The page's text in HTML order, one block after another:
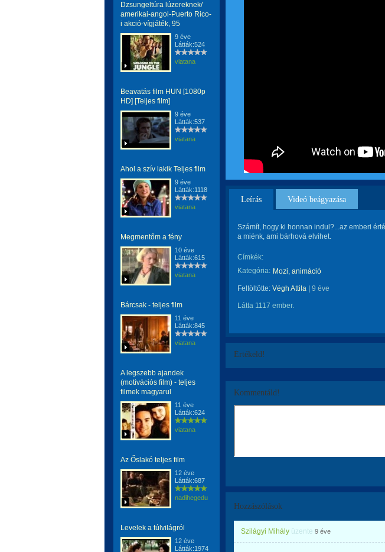
Dzsungeltúra lúzereknek/
amerikai-angol-Puerto Rico-
i akció-vígjáték, 95
9 éve
Látták:524
viatana
Beavatás film HUN [1080p
HD] [Teljes film]
9 éve
Látták:537
viatana
Ahol a szív lakik Teljes film
9 éve
Látták:1118
viatana
Megmentőm a fény
10 éve
Látták:615
viatana
Bárcsak - teljes film
11 éve
Látták:845
viatana
A legszebb ajandek
(motivációs film) - teljes
filmek magyarul
11 éve
Látták:624
viatana
Az Őslakó teljes film
12 éve
Látták:687
nadihegedu
Levelek a túlvilágról
12 éve
Látták:1974
Leírás Videó beágyazása
Számít, hogy ki honnan indul?...az emberi
a miénk, ami bárhová elvihet.
Címkék:
Kategória: Mozi, animáció
Feltöltötte: Végh Attila 9 éve
Látta 1117 ember.
Értékeld!
Kommentáld!
Hozzászólások
Szilágyi Mihály üzente 9 éve